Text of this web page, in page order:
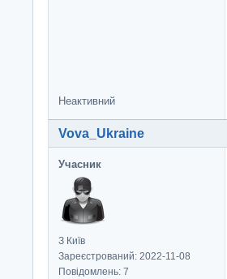
Неактивний
Vova_Ukraine
Учасник
З Київ
Зареєстрований: 2022-11-08
Повідомлень: 7